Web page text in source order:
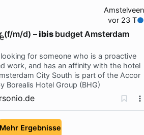
Amstelveen
vor 23 T
(f/m/d) –ibisbudget Amsterdam
for someone who is a proactive
work, and has an affinity with the hotel
City South is part of the Accor
Borealis Hotel Group (BHG)
Mehr Ergebnisse